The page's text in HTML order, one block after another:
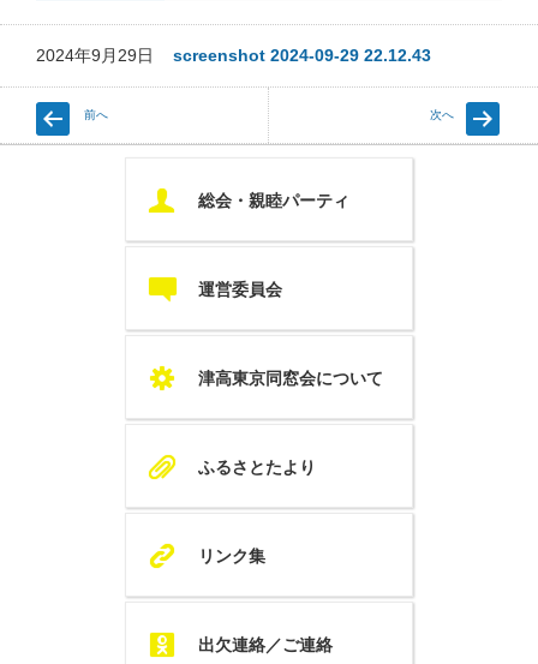
2024年9月29日 screenshot 2024-09-29 22.12.43
前へ 次へ
U 総会・親睦パーティ
c 運営委員会
S 津高東京同窓会について
A ふるさとたより
K リンク集
Q 出欠連絡／ご連絡